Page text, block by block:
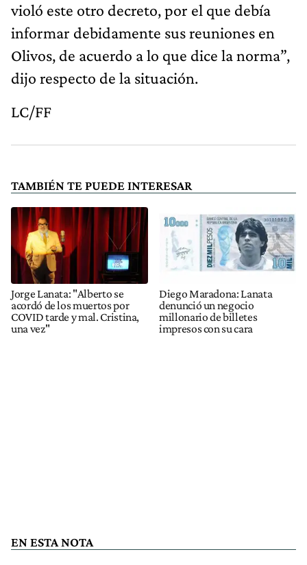
violó este otro decreto, por el que debía
informar debidamente sus reuniones en
Olivos, de acuerdo a lo que dice la norma”,
dijo respecto de la situación.
LC/FF
TAMBIÉN TE PUEDE INTERESAR
Jorge Lanata: "Alberto se
acordó de los muertos por
COVID tarde y mal. Cristina,
una vez"
Diego Maradona: Lanata
denunció un negocio
millonario de billetes
impresos con su cara
EN ESTA NOTA